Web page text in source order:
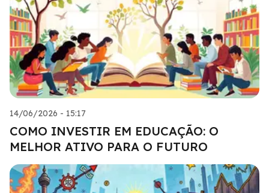
14/06/2026 - 15:17
COMO INVESTIR EM EDUCAÇÃO: O
MELHOR ATIVO PARA O FUTURO